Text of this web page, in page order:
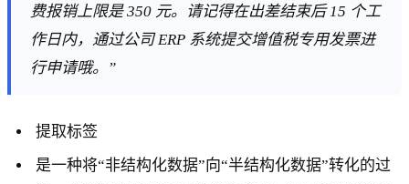
费报销上限是 350 元。请记得在出差结束后 15 个工
作日内，通过公司 ERP 系统提交增值税专用发票进
行申请哦。”
提取标签
是一种将“非结构化数据”向“半结构化数据”转化的过